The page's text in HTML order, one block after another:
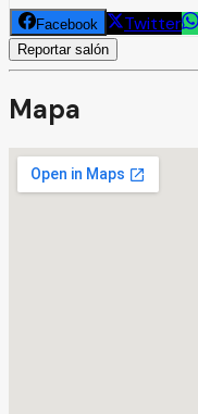
Facebook Twitter
Reportar salón
Mapa